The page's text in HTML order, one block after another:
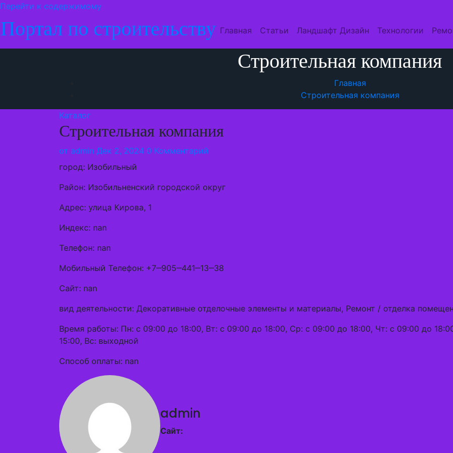
Перейти к содержимому
Портал по строительству Главная Статьи Ландшафт Дизайн Технологии
Строительная компания
Главная
Строительная компания
Каталог
Строительная компания
от admin Дек 2, 2024 0 Комментарий
город: Изобильный
Район: Изобильненский городской округ
Адрес: улица Кирова, 1
Индекс: nan
Телефон: nan
Мобильный Телефон: +7‒905‒441‒13‒38
Сайт: nan
вид деятельности: Декоративные отделочные элементы и материалы, Ремонт / отделка
Время работы: Пн: с 09:00 до 18:00, Вт: с 09:00 до 18:00, Ср: с 09:00 до 18:00, Чт: с 09:00 до
15:00, Вс: выходной
Способ оплаты: nan
admin
Сайт: